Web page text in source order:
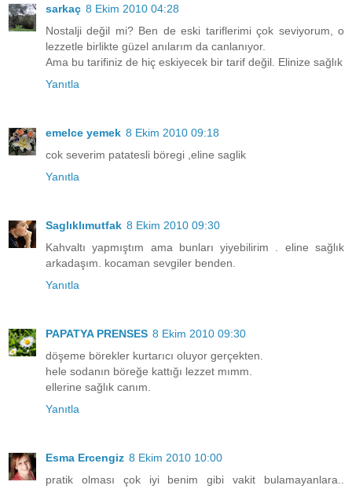
sarkaç 8 Ekim 2010 04:28
Nostalji değil mi? Ben de eski tariflerimi çok seviyorum, o
lezzetle birlikte güzel anılarım da canlanıyor.
Ama bu tarifiniz de hiç eskiyecek bir tarif değil. Elinize sağlık
Yanıtla
emelce yemek 8 Ekim 2010 09:18
cok severim patatesli böregi ,eline saglik
Yanıtla
Saglıklımutfak 8 Ekim 2010 09:30
Kahvaltı yapmıştım ama bunları yiyebilirim . eline sağlık
arkadaşım. kocaman sevgiler benden.
Yanıtla
PAPATYA PRENSES 8 Ekim 2010 09:30
döşeme börekler kurtarıcı oluyor gerçekten.
hele sodanın böreğe kattığı lezzet mımm.
ellerine sağlık canım.
Yanıtla
Esma Ercengiz 8 Ekim 2010 10:00
pratik olması çok iyi benim gibi vakit bulamayanlara..